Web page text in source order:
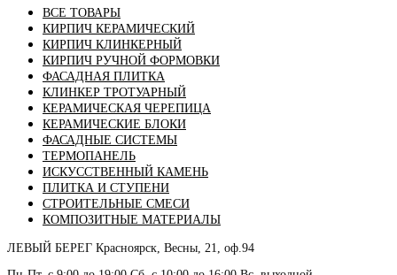
ВСЕ ТОВАРЫ
КИРПИЧ КЕРАМИЧЕСКИЙ
КИРПИЧ КЛИНКЕРНЫЙ
КИРПИЧ РУЧНОЙ ФОРМОВКИ
ФАСАДНАЯ ПЛИТКА
КЛИНКЕР ТРОТУАРНЫЙ
КЕРАМИЧЕСКАЯ ЧЕРЕПИЦА
КЕРАМИЧЕСКИЕ БЛОКИ
ФАСАДНЫЕ СИСТЕМЫ
ТЕРМОПАНЕЛЬ
ИСКУССТВЕННЫЙ КАМЕНЬ
ПЛИТКА И СТУПЕНИ
СТРОИТЕЛЬНЫЕ СМЕСИ
КОМПОЗИТНЫЕ МАТЕРИАЛЫ
ЛЕВЫЙ БЕРЕГ Красноярск, Весны, 21, оф.94